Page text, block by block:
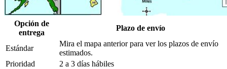
Opción de
entrega
Plazo de envío
Estándar
Mira el mapa anterior para ver los plazos de envío
estimados.
Prioridad
2 a 3 días hábiles